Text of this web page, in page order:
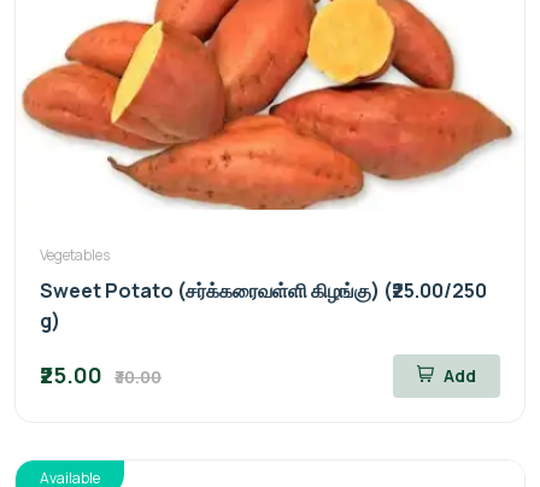
Vegetables
Sweet Potato (சர்க்கரைவள்ளி கிழங்கு) (₹25.00/250
g)
₹25.00 ₹30.00 Add
Available